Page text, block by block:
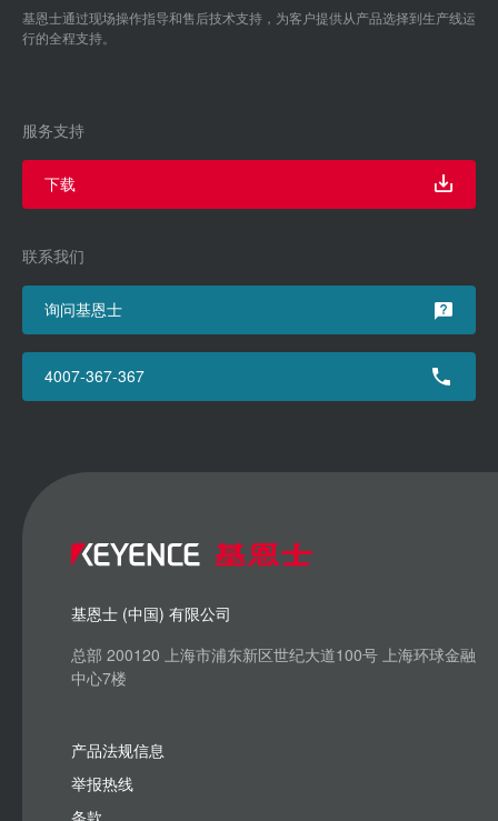
基恩士通过现场操作指导和售后技术支持，为客户提供从产品选择到生产线运
行的全程支持。
服务支持
下载
联系我们
询问基恩士
4007-367-367
基恩士 (中国) 有限公司
总部 200120 上海市浦东新区世纪大道100号 上海环球金融
中心7楼
产品法规信息
举报热线
条款